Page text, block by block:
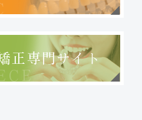
正専門サイト